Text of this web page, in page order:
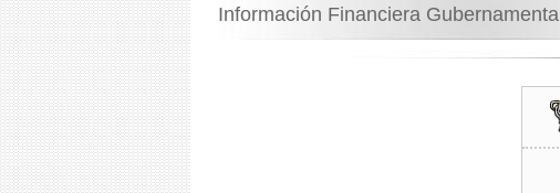
Información Financiera Gubernamental